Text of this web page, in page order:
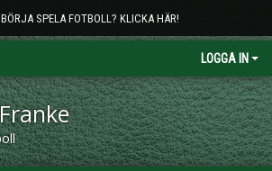
BÖRJA SPELA FOTBOLL? KLICKA HÄR!
LOGGA IN